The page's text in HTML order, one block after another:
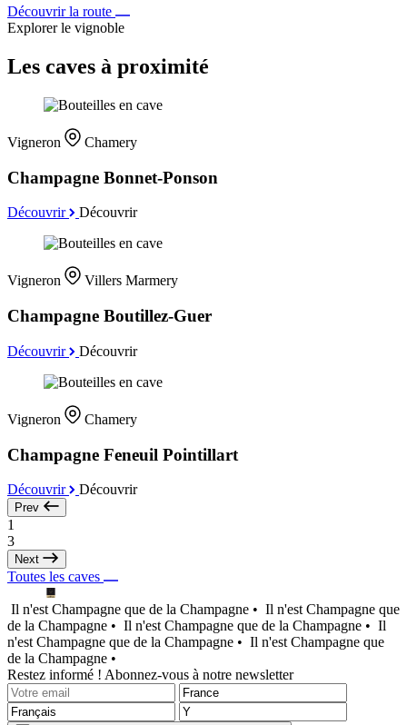
Découvrir la route
Explorer le vignoble
Les caves à proximité
Vigneron Chamery
Champagne Bonnet-Ponson
Découvrir Découvrir
Vigneron Villers Marmery
Champagne Boutillez-Guer
Découvrir Découvrir
Vigneron Chamery
Champagne Feneuil Pointillart
Découvrir Découvrir
Prev
1
3
Next
Toutes les caves
Il n'est Champagne que de la Champagne • Il n'est Champagne que
de la Champagne • Il n'est Champagne que de la Champagne • Il
n'est Champagne que de la Champagne • Il n'est Champagne que
de la Champagne •
Restez informé ! Abonnez-vous à notre newsletter